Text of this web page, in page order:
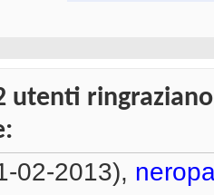
utenti
02-2013),